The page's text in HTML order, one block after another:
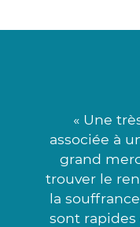
« Une
associée à
grand
trouver le
la
sont